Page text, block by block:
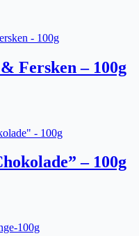
Fersken – 100g
– 100g